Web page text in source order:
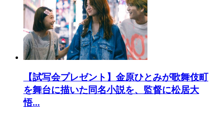
【試写会プレゼント】金原ひとみが歌舞伎町
を舞台に描いた同名小説を、監督に松居大
悟...